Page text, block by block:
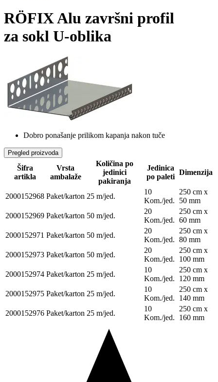
RÖFIX Alu završni profil
za sokl U-oblika
Dobro ponašanje prilikom kapanja nakon tuče
Pregled proizvoda
Šifra
artikla
Vrsta
ambalaže
Količina po
jedinici
pakiranja
Jedinica
po paleti
Dimenzija
2000152968 Paket/karton 25 m/jed.
10
Kom./jed.
250 cm x
50 mm
2000152969 Paket/karton 50 m/jed.
20
Kom./jed.
250 cm x
60 mm
2000152971 Paket/karton 50 m/jed.
20
Kom./jed.
250 cm x
80 mm
2000152973 Paket/karton 50 m/jed.
20
Kom./jed.
250 cm x
100 mm
2000152974 Paket/karton 25 m/jed.
10
Kom./jed.
250 cm x
120 mm
2000152975 Paket/karton 25 m/jed.
10
Kom./jed.
250 cm x
140 mm
2000152976 Paket/karton 25 m/jed.
10
Kom./jed.
250 cm x
160 mm